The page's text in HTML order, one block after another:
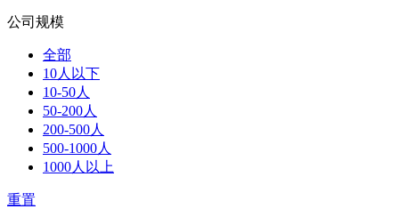
公司规模
全部
10人以下
10-50人
50-200人
200-500人
500-1000人
1000人以上
重置